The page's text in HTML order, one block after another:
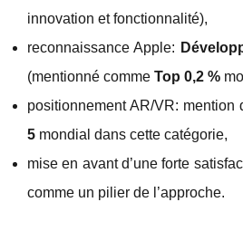
innovation et fonctionnalité),
reconnaissance Apple:
(mentionné comme Top 0,2 %
positionnement AR/VR: mention
5 mondial dans cette catégorie,
mise en avant d’une forte
comme un pilier de l’approche.